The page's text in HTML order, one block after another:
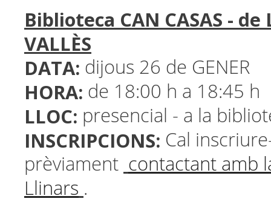
Biblioteca CAN CASAS - de
VALLÈS
DATA: dijous 26 de GENER
HORA: de 18:00 h a 18:45 h
LLOC: presencial - a la
INSCRIPCIONS: Cal
prèviament contactant amb
Llinars .